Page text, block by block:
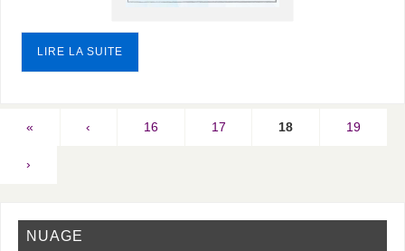
LIRE LA SUITE
« ‹ 16 17 18 19
›
NUAGE